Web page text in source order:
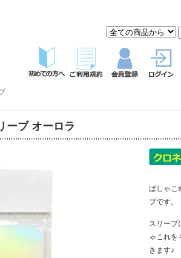
ーブ オーロラ
ぱしゃこ
ブです。
スリーブ
ゃこれを
きます♪